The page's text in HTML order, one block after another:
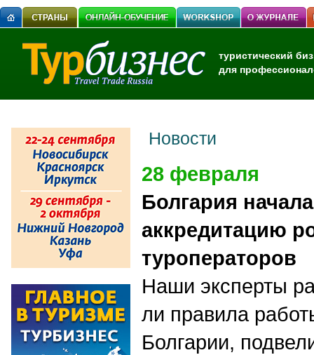
туристический
для
Новости
28 февраля
Болгария
аккредитацию
туроператоров
Наши эксперты
ли правила
Болгарии,